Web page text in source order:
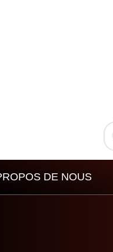
DE NOUS